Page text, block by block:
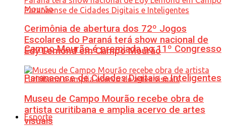
Campo Mourão é premiada no 11º Congresso
Paranaense de Cidades Digitais e Inteligentes
Esporte
Cerimônia de abertura dos 72º Jogos
Escolares do Paraná terá show nacional de
Edy Lemond em Campo Mourão
Museu de Campo Mourão recebe obra de
artista curitibana e amplia acervo de artes
visuais